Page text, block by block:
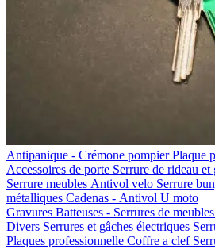
Antipanique - Crémone pompierPlaque
Accessoires de porte Serrure de rideau
Serrure meubles Antivol velo Serrure
métalliques Cadenas - Antivol U moto
Gravures Batteuses - Serrures de meubles
Divers Serrures et gâches électriques
Plaques professionnelle Coffre a clef